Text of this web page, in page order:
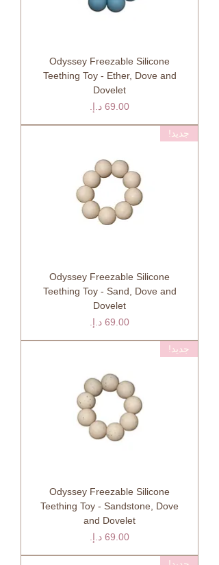
Odyssey Freezable Silicone
Teething Toy - Ether, Dove and
Dovelet
السعر
جديد!
Odyssey Freezable Silicone
Teething Toy - Sand, Dove and
Dovelet
السعر
جديد!
Odyssey Freezable Silicone
Teething Toy - Sandstone, Dove
and Dovelet
السعر